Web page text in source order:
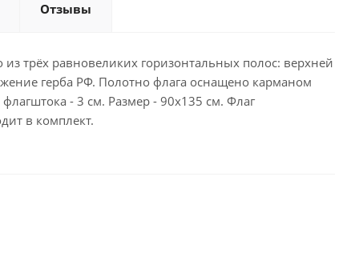
Отзывы
трёх равновеликих горизонтальных полос: верхней
герба РФ. Полотно флага оснащено карманом
- 3 см. Размер - 90х135 см. Флаг
в комплект.